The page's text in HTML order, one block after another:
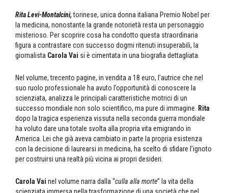
Rita Levi-Montalcini,torinese, unica donna italiana Premio Nobel per
la medicina, nonostante la grande notorietà resta un personaggio
misterioso. Per scoprire cosa ha condotto questa straordinaria
figura a contrastare con successo dogmi ritenuti insuperabili, la
giornalista Carola Vai si è cimentata in una biografia dettagliata.
Nel volume, trecento pagine, in vendita a 18 euro, l’autrice che nel
suo ruolo professionale ha avuto l’opportunità di conoscere la
scienziata, analizza le principali caratteristiche motrici di un
successo mondiale non solo scientifico, ma pure di immagine. Rita
dopo la tragica esperienza vissuta nella seconda guerra mondiale
ha voluto dare una totale svolta alla propria vita emigrando in
America. Lei che già aveva cambiato in parte la propria esistenza
con la decisione di laurearsi in medicina, ha scelto di sfidare l’ignoto
per costruirsi una realtà più vicina ai propri desideri.
Carola Vai nel volume narra dalla “culla alla morte” la vita della